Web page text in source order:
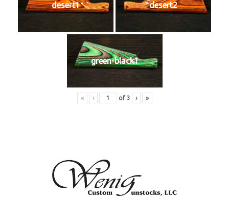
desert1 desert2
green-black1
« ‹ of 3 › »